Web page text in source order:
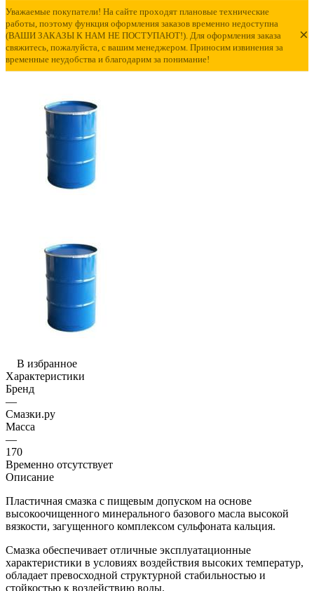
Уважаемые покупатели! На сайте проходят плановые технические
работы, поэтому функция оформления заказов временно недоступна
(ВАШИ ЗАКАЗЫ К НАМ НЕ ПОСТУПАЮТ!). Для оформления заказа
свяжитесь, пожалуйста, с вашим менеджером. Приносим извинения за
временные неудобства и благодарим за понимание!
×
В избранное
Характеристики
Бренд
—
Смазки.ру
Масса
—
170
Временно отсутствует
Описание
Пластичная смазка с пищевым допуском на основе
высокоочищенного минерального базового масла высокой
вязкости, загущенного комплексом сульфоната кальция.
Смазка обеспечивает отличные эксплуатационные
характеристики в условиях воздействия высоких температур,
обладает превосходной структурной стабильностью и
стойкостью к воздействию воды.